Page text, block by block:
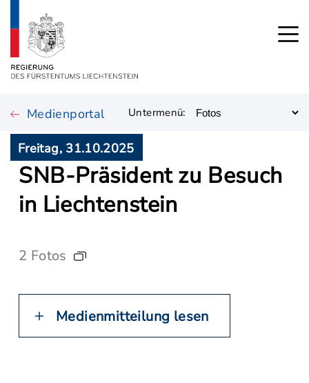
Medienportal Untermenü:
Freitag, 31.10.2025
SNB-Präsident zu Besuch
in Liechtenstein
2 Fotos
Medienmitteilung lesen